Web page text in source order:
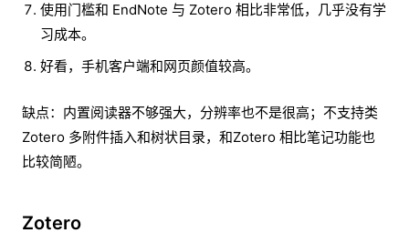
使用门槛和 EndNote 与 Zotero 相比非常低，几乎没有学
习成本。
好看，手机客户端和网页颜值较高。
缺点：内置阅读器不够强大，分辨率也不是很高；不支持类
Zotero 多附件插入和树状目录，和Zotero 相比笔记功能也
比较简陋。
Zotero